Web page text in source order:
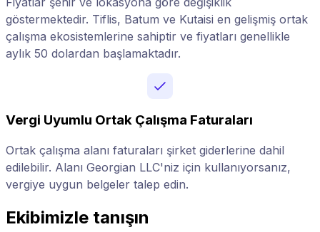
göstermektedir. Tiflis, Batum ve Kutaisi en gelişmiş ortak
çalışma ekosistemlerine sahiptir ve fiyatları genellikle
aylık 50 dolardan başlamaktadır.
Vergi Uyumlu Ortak Çalışma Faturaları
Ortak çalışma alanı faturaları şirket giderlerine dahil
edilebilir. Alanı Georgian LLC'niz için kullanıyorsanız,
vergiye uygun belgeler talep edin.
Ekibimizle tanışın